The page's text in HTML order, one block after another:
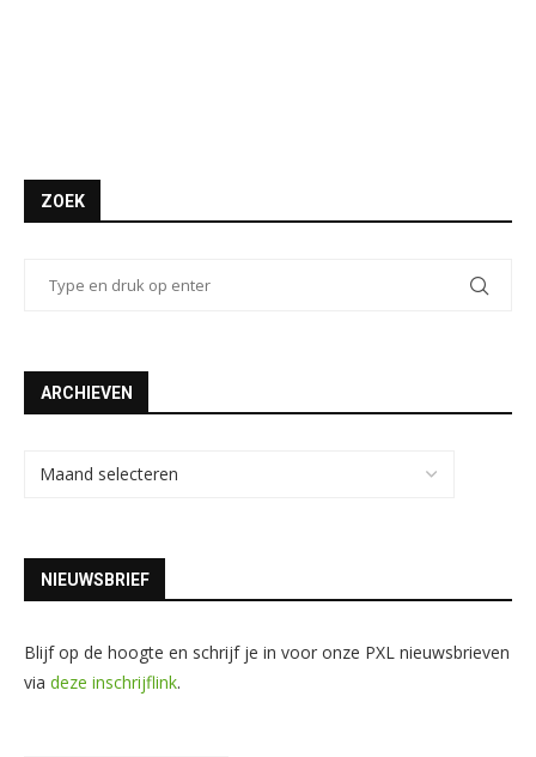
ZOEK
ARCHIEVEN
NIEUWSBRIEF
Blijf op de hoogte en schrijf je in voor onze PXL nieuwsbrieven
via deze inschrijflink.